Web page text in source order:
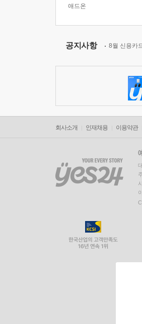
애드온
공지사항 8월 신용카
회사소개 인재채용 이용약관